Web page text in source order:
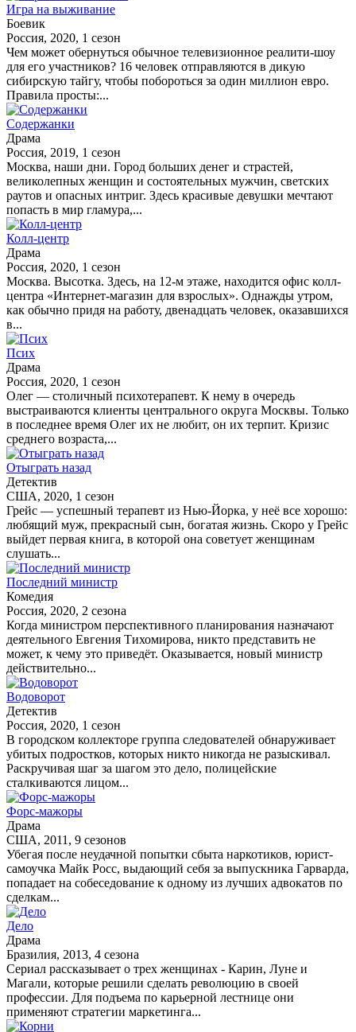
Игра на выживание
Боевик
Россия, 2020, 1 сезон
Чем может обернуться обычное телевизионное реалити-шоу
для его участников? 16 человек отправляются в дикую
сибирскую тайгу, чтобы побороться за один миллион евро.
Правила просты:...
Содержанки
Драма
Россия, 2019, 1 сезон
Москва, наши дни. Город больших денег и страстей,
великолепных женщин и состоятельных мужчин, светских
раутов и опасных интриг. Здесь красивые девушки мечтают
попасть в мир гламура,...
Колл-центр
Драма
Россия, 2020, 1 сезон
Москва. Высотка. Здесь, на 12-м этаже, находится офис колл-
центра «Интернет-магазин для взрослых». Однажды утром,
как обычно придя на работу, двенадцать человек, оказавшихся
в...
Псих
Драма
Россия, 2020, 1 сезон
Олег — столичный психотерапевт. К нему в очередь
выстраиваются клиенты центрального округа Москвы. Только
в последнее время Олег их не любит, он их терпит. Кризис
среднего возраста,...
Отыграть назад
Детектив
США, 2020, 1 сезон
Грейс — успешный терапевт из Нью-Йорка, у неё все хорошо:
любящий муж, прекрасный сын, богатая жизнь. Скоро у Грейс
выйдет первая книга, в которой она советует женщинам
слушать...
Последний министр
Комедия
Россия, 2020, 2 сезона
Когда министром перспективного планирования назначают
деятельного Евгения Тихомирова, никто представить не
может, к чему это приведёт. Оказывается, новый министр
действительно...
Водоворот
Детектив
Россия, 2020, 1 сезон
В городском коллекторе группа следователей обнаруживает
убитых подростков, которых никто никогда не разыскивал.
Раскручивая шаг за шагом это дело, полицейские
сталкиваются лицом...
Форс-мажоры
Драма
США, 2011, 9 сезонов
Убегая после неудачной попытки сбыта наркотиков, юрист-
самоучка Майк Росс, выдающий себя за выпускника Гарварда,
попадает на собеседование к одному из лучших адвокатов по
сделкам...
Дело
Драма
Бразилия, 2013, 4 сезона
Сериал рассказывает о трех женщинах - Карин, Луне и
Магали, которые решили сделать революцию в своей
профессии. Для подъема по карьерной лестнице они
применяют стратегии маркетинга...